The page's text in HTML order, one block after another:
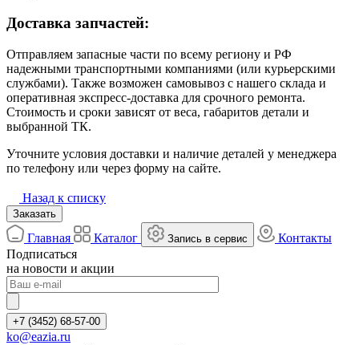
Доставка запчастей:
Отправляем запасные части по всему региону и РФ
надежными транспортными компаниями (или курьерскими
службами). Также возможен самовывоз с нашего склада и
оперативная экспресс-доставка для срочного ремонта.
Стоимость и сроки зависят от веса, габаритов детали и
выбранной ТК.
Уточните условия доставки и наличие деталей у менеджера
по телефону или через форму на сайте.
Назад к списку
Заказать
Главная Каталог Запись в сервис
Контакты
Подписаться
на новости и акции
+7 (3452) 68-57-00
ko@eazia.ru